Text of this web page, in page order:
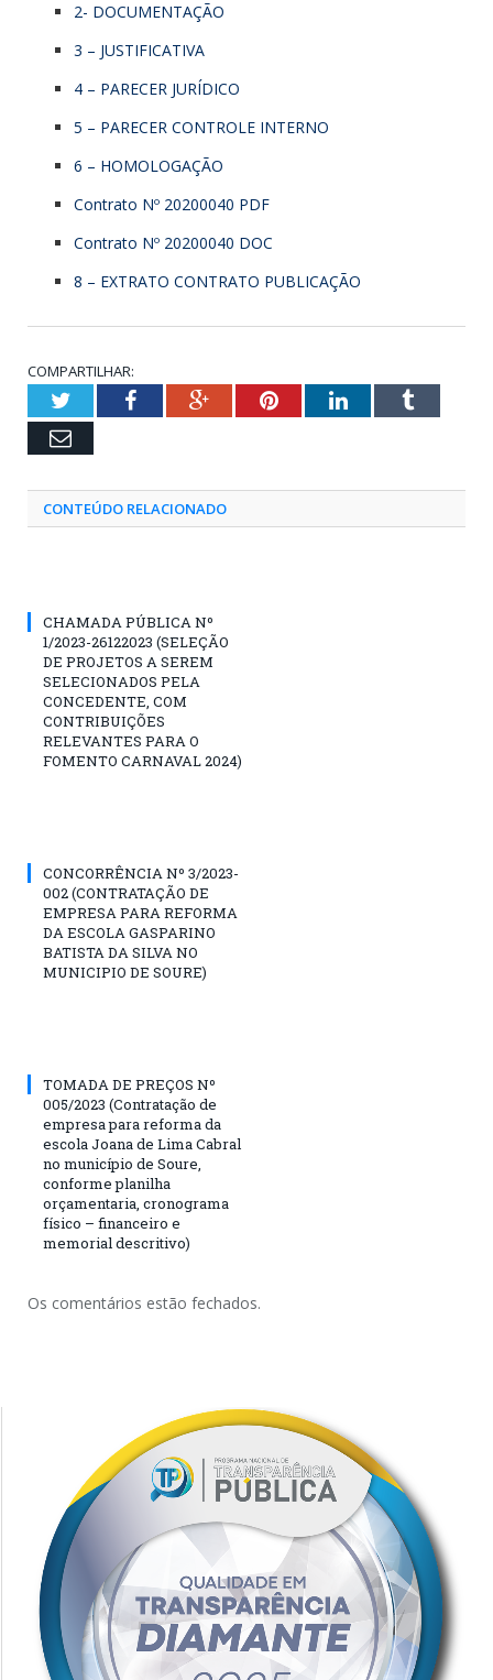
2- DOCUMENTAÇÃO
3 – JUSTIFICATIVA
4 – PARECER JURÍDICO
5 – PARECER CONTROLE INTERNO
6 – HOMOLOGAÇÃO
Contrato Nº 20200040 PDF
Contrato Nº 20200040 DOC
8 – EXTRATO CONTRATO PUBLICAÇÃO
COMPARTILHAR:
TwitterFacebookGoogle+PinterestLinkedInTumblr
Email
CONTEÚDO RELACIONADO
CHAMADA PÚBLICA Nº
1/2023-26122023 (SELEÇÃO
DE PROJETOS A SEREM
SELECIONADOS PELA
CONCEDENTE, COM
CONTRIBUIÇÕES
RELEVANTES PARA O
FOMENTO CARNAVAL 2024)
CONCORRÊNCIA Nº 3/2023-
002 (CONTRATAÇÃO DE
EMPRESA PARA REFORMA
DA ESCOLA GASPARINO
BATISTA DA SILVA NO
MUNICIPIO DE SOURE)
TOMADA DE PREÇOS Nº
005/2023 (Contratação de
empresa para reforma da
escola Joana de Lima Cabral
no município de Soure,
conforme planilha
orçamentaria, cronograma
físico – financeiro e
memorial descritivo)
Os comentários estão fechados.